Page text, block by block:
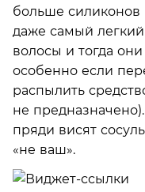
больше
даже самый
волосы и тогда
особенно если
распылить
не
пряди висят
«не ваш».